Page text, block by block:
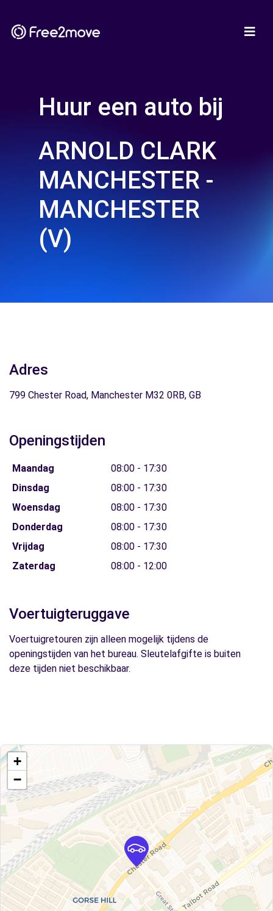
Huur een auto bij
ARNOLD CLARK
MANCHESTER -
MANCHESTER
(V)
Adres
799 Chester Road, Manchester M32 0RB, GB
Openingstijden
Maandag
08:00 - 17:30
Dinsdag
08:00 - 17:30
Woensdag
08:00 - 17:30
Donderdag
08:00 - 17:30
Vrijdag
08:00 - 17:30
Zaterdag
08:00 - 12:00
Voertuigteruggave
Voertuigretouren zijn alleen mogelijk tijdens de
openingstijden van het bureau. Sleutelafgifte is buiten
deze tijden niet beschikbaar.
+
−